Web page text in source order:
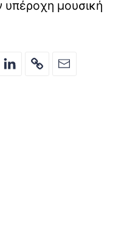
υπέροχη μουσική